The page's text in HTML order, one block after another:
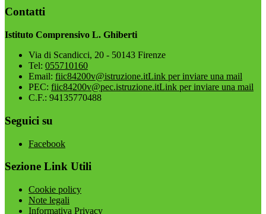
Contatti
Istituto Comprensivo L. Ghiberti
Via di Scandicci, 20 - 50143 Firenze
Tel: 055710160
Email: fiic84200v@istruzione.itLink per inviare una mail
PEC: fiic84200v@pec.istruzione.itLink per inviare una mail
C.F.: 94135770488
Seguici su
Facebook
Sezione Link Utili
Cookie policy
Note legali
Informativa Privacy